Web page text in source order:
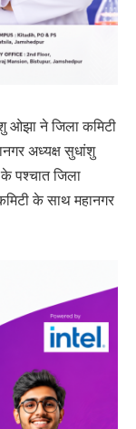
ओझा ने जिला कमिटी
अध्यक्ष सुधांशु
पश्चात जिला
के साथ महानगर